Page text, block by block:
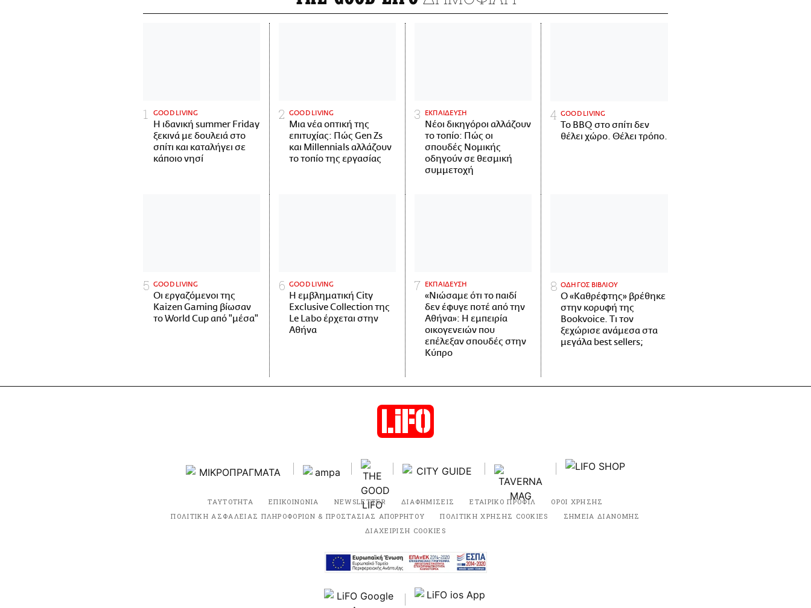
GOOD LIVING
Η ιδανική summer Friday
ξεκινά με δουλειά στο
σπίτι και καταλήγει σε
κάποιο νησί
GOOD LIVING
Μια νέα οπτική της
επιτυχίας: Πώς Gen Zs
και Millennials αλλάζουν
το τοπίο της εργασίας
ΕΚΠΑΙΔΕΥΣΗ
Νέοι δικηγόροι αλλάζουν
το τοπίο: Πώς οι
σπουδές Νομικής
οδηγούν σε θεσμική
συμμετοχή
GOOD LIVING
Το BBQ στο σπίτι δεν
θέλει χώρο. Θέλει τρόπο.
GOOD LIVING
Οι εργαζόμενοι της
Kaizen Gaming βίωσαν
το World Cup από "μέσα"
GOOD LIVING
Η εμβληματική City
Exclusive Collection της
Le Labo έρχεται στην
Αθήνα
ΕΚΠΑΙΔΕΥΣΗ
«Νιώσαμε ότι το παιδί
δεν έφυγε ποτέ από την
Αθήνα»: Η εμπειρία
οικογενειών που
επέλεξαν σπουδές στην
Κύπρο
ΟΔΗΓΟΣ ΒΙΒΛΙΟΥ
Ο «Καθρέφτης» βρέθηκε
στην κορυφή της
Bookvoice. Τι τον
ξεχώρισε ανάμεσα στα
μεγάλα best sellers;
ΤΑΥΤΟΤΗΤΑ ΕΠΙΚΟΙΝΩΝΙΑ NEWSLETTER ΔΙΑΦΗΜΙΣΕΙΣ ΕΤΑΙΡΙΚΟ ΠΡΟΦΙΛ
ΟΡΟΙ ΧΡΗΣΗΣ
ΠΟΛΙΤΙΚΗ ΑΣΦΑΛΕΙΑΣ ΠΛΗΡΟΦΟΡΙΩΝ & ΠΡΟΣΤΑΣΙΑΣ ΑΠΟΡΡΗΤΟΥ
ΠΟΛΙΤΙΚΗ ΧΡΗΣΗΣ COOKIES
ΣΗΜΕΙΑ ΔΙΑΝΟΜΗΣ
ΔΙΑΧΕΙΡΙΣΗ COOKIES